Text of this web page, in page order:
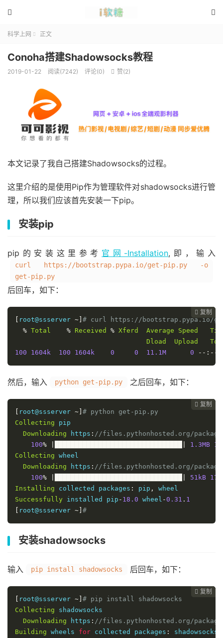


科学上网  正文
Conoha搭建Shadowsocks教程
2019-01-22 阅读(7242) 评论(0)  赞(2)
本文记录了我自己搭建Shadowsocks的过程。
这里介绍的是使用Pip作为管理软件对shadowsocks进行管
理，所以我们应该首先安装一下pip。
安装pip
pip的安装这里参考 官网-Installation,即，输入
curl https://bootstrap.pypa.io/get-pip.py -o
get-pip.py
后回车，如下：
 复制
 复制
 复制
 复制
 复制
 复制
 复制
 复制
 复制
 复制
 复制
[ root@ssserver ~] # curl https://bootstrap.pypa.io/
% Total % Received % Xferd Average Speed
Dload
Upload
100
1604k 100 1604k 0 0 11.1M 0 --:--
然后，输入 python get-pip.py 之后回车，如下：
 复制
 复制
 复制
 复制
 复制
 复制
 复制
 复制
 复制
 复制
[ root@ssserver ~] # python get-pip.py
Collecting pip
Downloading https : //files.pythonhosted.org/
100% 1.3MB
Collecting wheel
Downloading https : //files.pythonhosted.org/packages/
100% 51kB
Installing collected packages : pip ,
Successfully installed pip - 18.0 wheel -0.31 . 1
[ root@ssserver ~] #
安装shadowsocks
输入 pip install shadowsocks 后回车，如下：
 复制
 复制
 复制
 复制
 复制
 复制
 复制
 复制
 复制
[ root@ssserver ~] # pip install shadowsocks
Collecting shadowsocks
Downloading https : //files.pythonhosted.org/packages/
Building wheels for collected packages :
shadowsocks